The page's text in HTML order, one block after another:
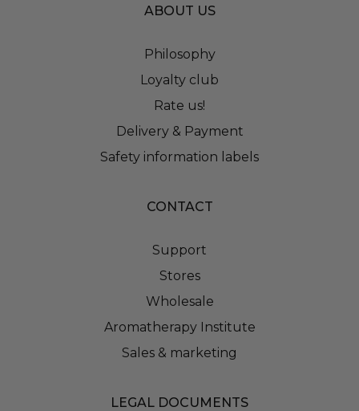
ABOUT US
Philosophy
Loyalty club
Rate us!
Delivery & Payment
Safety information labels
CONTACT
Support
Stores
Wholesale
Aromatherapy Institute
Sales & marketing
LEGAL DOCUMENTS